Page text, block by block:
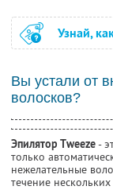
Узнай,
Вы устали от
волосков?
Эпилятор Тweeze-
только
нежелательные
течение